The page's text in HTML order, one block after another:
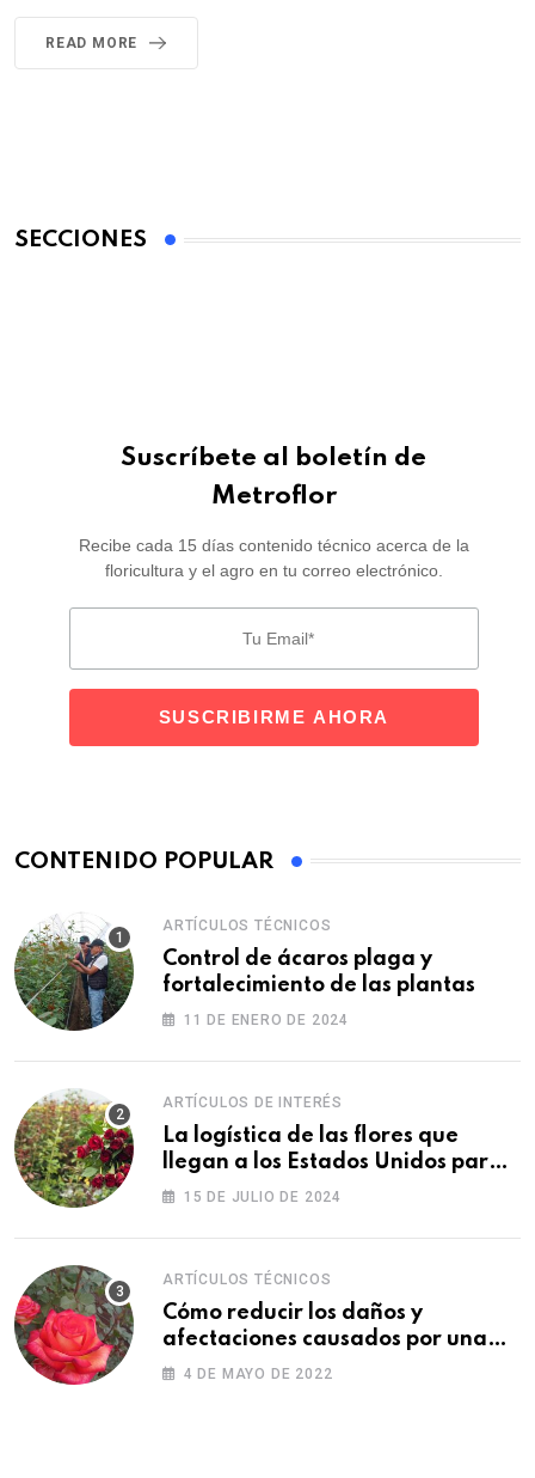
READ MORE
SECCIONES
Suscríbete al boletín de
Metroflor
Recibe cada 15 días contenido técnico acerca de la
floricultura y el agro en tu correo electrónico.
CONTENIDO POPULAR
ARTÍCULOS TÉCNICOS
Control de ácaros plaga y
fortalecimiento de las plantas
11 DE ENERO DE 2024
ARTÍCULOS DE INTERÉS
La logística de las flores que
llegan a los Estados Unidos para
las fiestas
15 DE JULIO DE 2024
ARTÍCULOS TÉCNICOS
Cómo reducir los daños y
afectaciones causados por una
fitotoxicidad
4 DE MAYO DE 2022